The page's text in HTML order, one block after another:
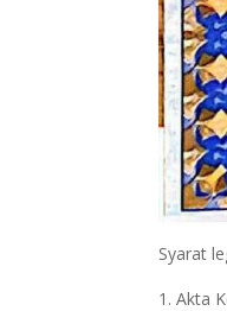
Syarat
Akta